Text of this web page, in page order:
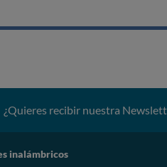
¿Quieres recibir nuestra
inalámbricos